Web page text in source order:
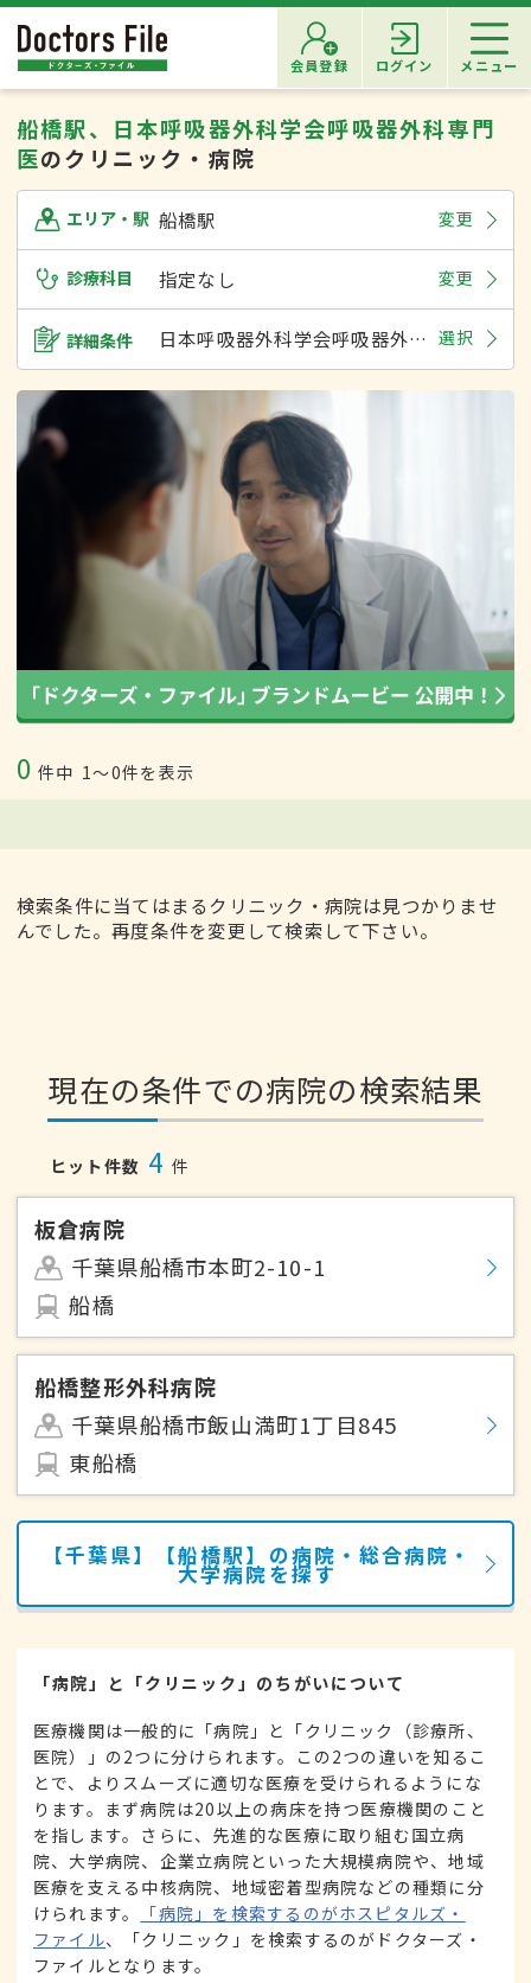
会員登録 ログイン メニュー
船橋駅、日本呼吸器外科学会呼吸器外科専門
医のクリニック・病院
エリア・駅 船橋駅 変更
診療科目 指定なし 変更
詳細条件 日本呼吸器外科学会呼吸器外科専門医 選択
0 件中 1〜0件を表示
検索条件に当てはまるクリニック・病院は見つかりませ
んでした。再度条件を変更して検索して下さい。
現在の条件での病院の検索結果
ヒット件数 4 件
板倉病院
千葉県船橋市本町2-10-1
船橋
船橋整形外科病院
千葉県船橋市飯山満町1丁目845
東船橋
【千葉県】【船橋駅】の病院・総合病院・
大学病院を探す
「病院」と「クリニック」のちがいについて
医療機関は一般的に「病院」と「クリニック（診療所、
医院）」の2つに分けられます。この2つの違いを知るこ
とで、よりスムーズに適切な医療を受けられるようにな
ります。まず病院は20以上の病床を持つ医療機関のこと
を指します。さらに、先進的な医療に取り組む国立病
院、大学病院、企業立病院といった大規模病院や、地域
医療を支える中核病院、地域密着型病院などの種類に分
けられます。
「病院」を検索するのがホスピタルズ・
ファイル、「クリニック」を検索するのがドクターズ・
ファイルとなります。